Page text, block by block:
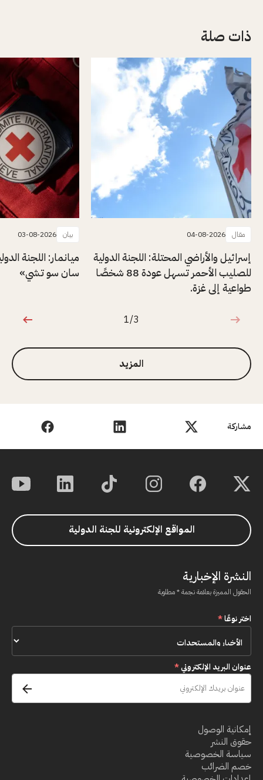
مشاركة
ذات صلة
مقال 04-08-2026
إسرائيل والأراضي المحتلة: اللجنة الدولية
للصليب الأحمر تسهل عودة 88 شخصًا
طواعية إلى غزة.
بيان 03-08-2026
ميانمار: اللجنة
سان سو تشي»
1 من 3
1/3
المزيد
المواقع الإلكترونية للجنة الدولية
النشرة الإخبارية
الحقول المميزة بعلامة نجمة * مطلوبة
اختر نوعًا*
عنوان البريد الإلكتروني*
إمكانية الوصول
حقوق النشر
سياسة الخصوصية
خصم الضرائب